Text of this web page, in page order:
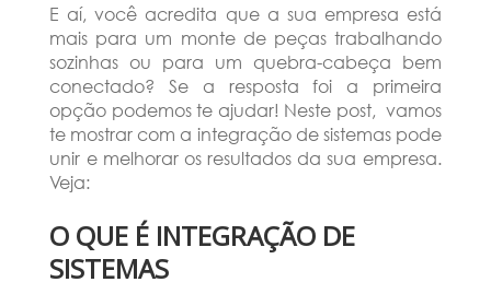
E aí, você acredita que a sua empresa está
mais para um monte de peças trabalhando
sozinhas ou para um quebra-cabeça bem
conectado? Se a resposta foi a primeira
opção podemos te ajudar! Neste post, vamos
te mostrar com a integração de sistemas pode
unir e melhorar os resultados da sua empresa.
Veja:
O QUE É INTEGRAÇÃO DE
SISTEMAS